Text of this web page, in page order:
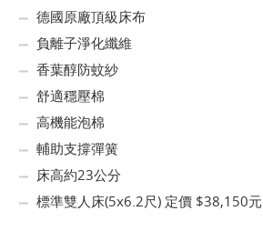
德國原廠頂級床布
負離子淨化纖維
香葉醇防蚊紗
舒適穩壓棉
高機能泡棉
輔助支撐彈簧
床高約23公分
標準雙人床(5x6.2尺) 定價 $38,150元